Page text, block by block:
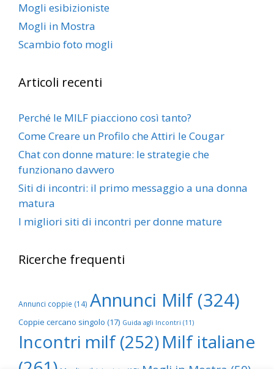
Mogli esibizioniste
Mogli in Mostra
Scambio foto mogli
Articoli recenti
Perché le MILF piacciono così tanto?
Come Creare un Profilo che Attiri le Cougar
Chat con donne mature: le strategie che
funzionano davvero
Siti di incontri: il primo messaggio a una donna
matura
I migliori siti di incontri per donne mature
Ricerche frequenti
Annunci coppie (14) Annunci Milf(324)
Coppie cercano singolo (17) Guida agli Incontri (11)
Incontri milf(252)Milf italiane